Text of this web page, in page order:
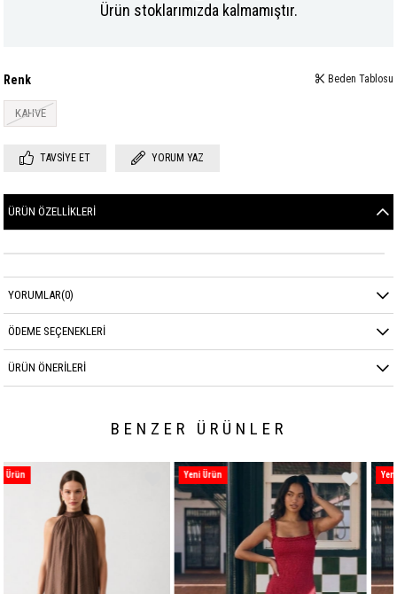
Ürün stoklarımızda kalmamıştır.
Renk
KAHVE
Beden Tablosu
TAVSIYE ET YORUM YAZ
ÜRÜN ÖZELLIKLERI
YORUMLAR(0)
ÖDEME SEÇENEKLERI
ÜRÜN ÖNERILERI
BENZER ÜRÜNLER
Yeni Ürün Yeni Ürün